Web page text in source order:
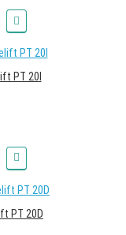
PT 20I
PT 20D